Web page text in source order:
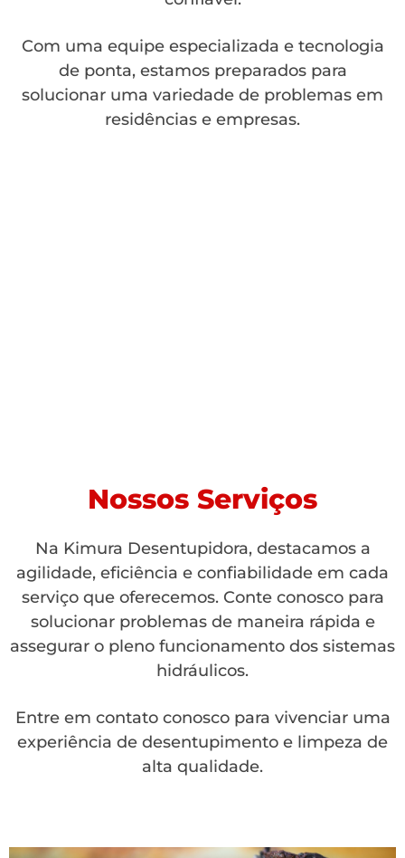
Com uma equipe especializada e tecnologia
de ponta, estamos preparados para
solucionar uma variedade de problemas em
residências e empresas.
Nossos Serviços
Na Kimura Desentupidora, destacamos a
agilidade, eficiência e confiabilidade em cada
serviço que oferecemos. Conte conosco para
solucionar problemas de maneira rápida e
assegurar o pleno funcionamento dos sistemas
hidráulicos.
Entre em contato conosco para vivenciar uma
experiência de desentupimento e limpeza de
alta qualidade.